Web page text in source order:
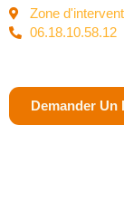
Zone
06.18.10.58.12
Demander Un